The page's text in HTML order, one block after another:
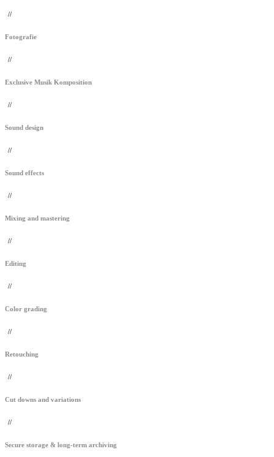
//
Fotografie
//
Exclusive Musik Komposition
//
Sound design
//
Sound effects
//
Mixing and mastering
//
Editing
//
Color grading
//
Retouching
//
Cut downs and variations
//
Secure storage & long-term archiving